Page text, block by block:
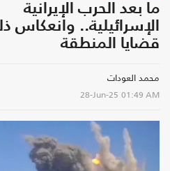
ما بعد الحرب الإيرانية
الإسرائيلية.. وانعكاس
قضايا المنطقة
محمد العودات
28-Jun-25 01:49 AM